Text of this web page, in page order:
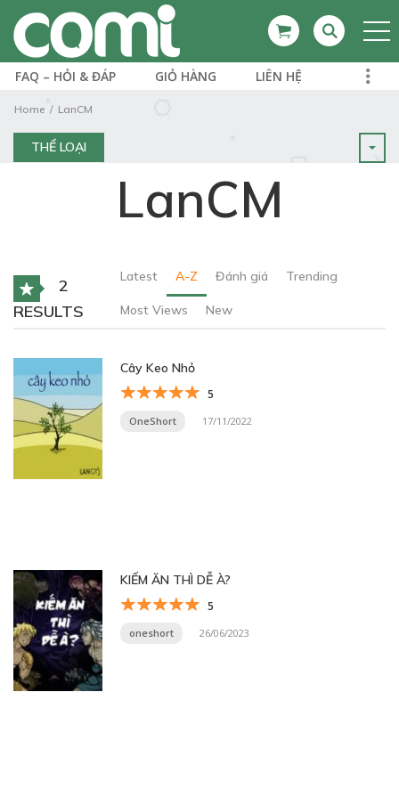
FAQ – HỎI & ĐÁP GIỎ HÀNG LIÊN HỆ
Home LanCM
THỂ LOẠI
LanCM
2
RESULTS
Latest A-Z Đánh giá Trending
Most Views New
Cây Keo Nhỏ
5
OneShort 17/11/2022
KIẾM ĂN THÌ DỄ À?
5
oneshort 26/06/2023